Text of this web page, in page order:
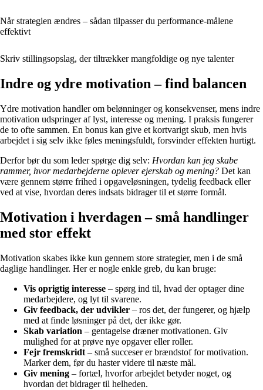
Når strategien ændres – sådan tilpasser du performance-målene
effektivt
Skriv stillingsopslag, der tiltrækker mangfoldige og nye talenter
Indre og ydre motivation – find balancen
Ydre motivation handler om belønninger og konsekvenser, mens indre
motivation udspringer af lyst, interesse og mening. I praksis fungerer
de to ofte sammen. En bonus kan give et kortvarigt skub, men hvis
arbejdet i sig selv ikke føles meningsfuldt, forsvinder effekten hurtigt.
Derfor bør du som leder spørge dig selv: Hvordan kan jeg skabe
rammer, hvor medarbejderne oplever ejerskab og mening? Det kan
være gennem større frihed i opgaveløsningen, tydelig feedback eller
ved at vise, hvordan deres indsats bidrager til et større formål.
Motivation i hverdagen – små handlinger
med stor effekt
Motivation skabes ikke kun gennem store strategier, men i de små
daglige handlinger. Her er nogle enkle greb, du kan bruge:
Vis oprigtig interesse – spørg ind til, hvad der optager dine
medarbejdere, og lyt til svarene.
Giv feedback, der udvikler – ros det, der fungerer, og hjælp
med at finde løsninger på det, der ikke gør.
Skab variation – gentagelse dræner motivationen. Giv
mulighed for at prøve nye opgaver eller roller.
Fejr fremskridt – små succeser er brændstof for motivation.
Marker dem, før du haster videre til næste mål.
Giv mening – fortæl, hvorfor arbejdet betyder noget, og
hvordan det bidrager til helheden.